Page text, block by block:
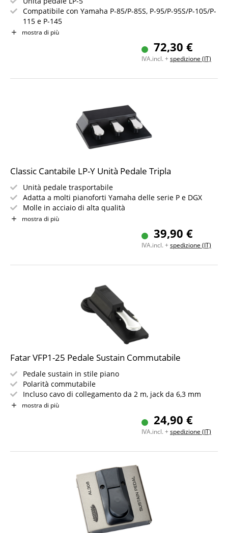
Compatibile con Yamaha P-85/P-85S, P-95/P-95S/P-105/P-
115 e P-145
Colore: Nero
mostra di più
72,30 €
IVA.incl. +spedizione (IT)
Classic Cantabile LP-Y Unità Pedale Tripla
Unità pedale trasportabile
Adatta a molti pianoforti Yamaha delle serie P e DGX
Molle in acciaio di alta qualità
Connettore multipin
mostra di più
39,90 €
IVA.incl. +spedizione (IT)
Fatar VFP1-25 Pedale Sustain Commutabile
Pedale sustain in stile piano
Polarità commutabile
Incluso cavo di collegamento da 2 m, jack da 6,3 mm
Utilizzabile anche come pedale start-stop per
Per tutte le tastiere, stage piano e pianoforti elettrici
mostra di più
24,90 €
IVA.incl. +spedizione (IT)